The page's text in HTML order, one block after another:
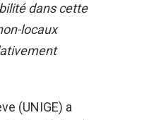
dans cette
locaux
(UNIGE) a